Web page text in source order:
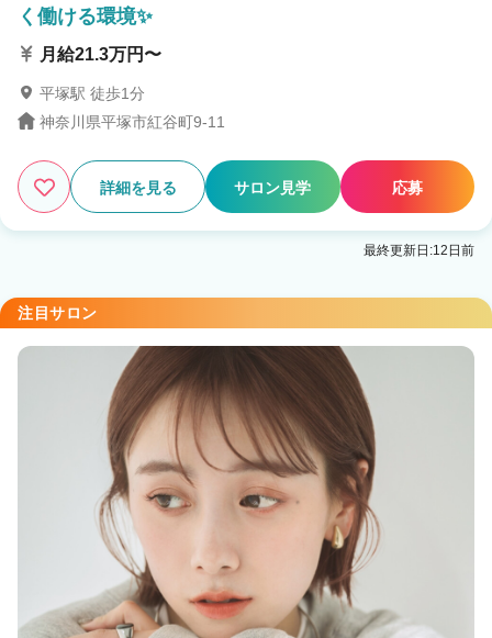
く働ける環境✨
月給21.3万円〜
平塚駅 徒歩1分
神奈川県平塚市紅谷町9-11
詳細を見る サロン見学 応募
最終更新日:12日前
注目サロン